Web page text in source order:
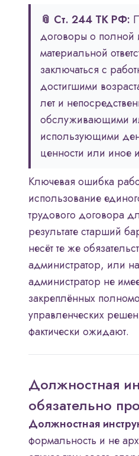
📎 Ст. 244 ТК РФ:
договоры о полной
материальной
заключаться с
достигшими
лет и
обслуживающими
использующими
ценности или иное
Ключевая ошибка
использование
трудового договора
результате старший
несёт те же
администратор, или
администратор не
закреплённых
управленческих
фактически ожидают.
Должностная
обязательно
Должностная
формальность и не